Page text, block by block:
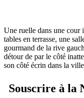
Une ruelle dans une cour
tables en terrasse, une
gourmand de la rive
détour de par le côté
son côté écrin dans la
Souscrire à la